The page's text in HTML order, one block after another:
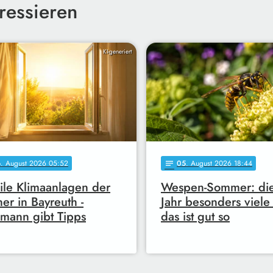
KI-generiert
. August 2026 05:52
Klimaanlagen der
in Bayreuth -
gibt Tipps
notes 05. August 2026 18:44
Wespen-Sommer:
Jahr besonders
das ist gut so